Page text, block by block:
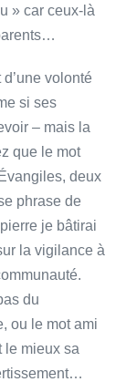
» car ceux-là
volonté
si ses
– mais la
que le mot
deux
phrase de
je bâtirai
la vigilance à
du
ou le mot ami
le mieux sa